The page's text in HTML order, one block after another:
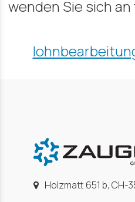
wenden Sie sich
Holzmatt 651 b, CH-